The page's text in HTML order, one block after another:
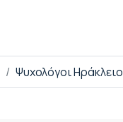
Ψυχολόγοι Ηράκλειο